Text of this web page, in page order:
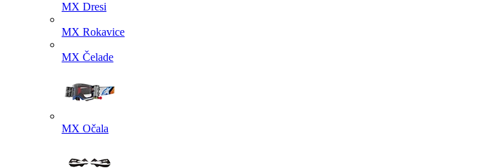
MX Dresi
MX Rokavice
MX Čelade
MX Očala